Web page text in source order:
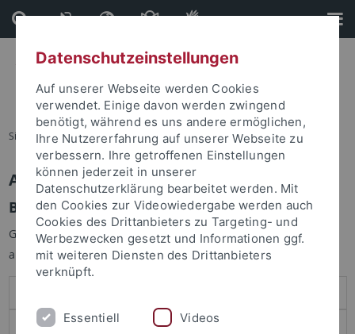
Direkt
zum
Inhalt
Direkt
zur
Fußleiste
Sie sind hier: Startseite
Anmelden
Benutzeranmeldung
Geben Sie Ihren Benutzernamen und Ihr Passwort an um sich
anzumelden:
Datenschutzeinstellungen
Auf unserer Webseite werden Cookies
verwendet. Einige davon werden zwingend
benötigt, während es uns andere ermöglichen,
Ihre Nutzererfahrung auf unserer Webseite zu
verbessern. Ihre getroffenen Einstellungen
können jederzeit in unserer
Datenschutzerklärung bearbeitet werden. Mit
den Cookies zur Videowiedergabe werden auch
Cookies des Drittanbieters zu Targeting- und
Werbezwecken gesetzt und Informationen ggf.
mit weiteren Diensten des Drittanbieters
verknüpft.
Essentiell Videos